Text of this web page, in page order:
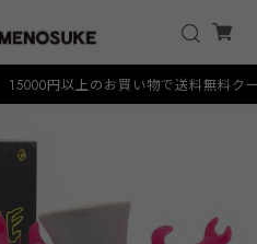
15000円以上のお買い物で送料無料クー